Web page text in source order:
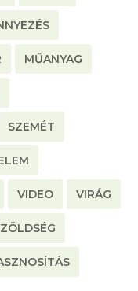
MŰANYAG
SZEMÉT
VIDEO VIRÁG
ZÖLDSÉG